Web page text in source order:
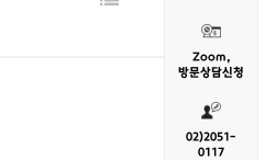
Zoom,
방문상담신청
02)2051-
0117